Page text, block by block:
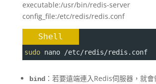
executable:/usr/bin/redis-server
config_file:/etc/redis/redis.conf
Shell
sudo nano /etc/redis/redis.conf
bind：若要遠端連入Redis伺服器，就